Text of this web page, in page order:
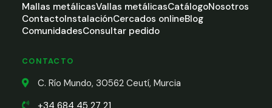
Mallas metálicasVallas metálicasCatálogoNosotros
ContactoInstalaciónCercados onlineBlog
ComunidadesConsultar pedido
CONTACTO
C. Río Mundo, 30562 Ceutí, Murcia
+34 684 45 27 21